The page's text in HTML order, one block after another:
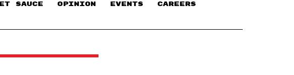
SAUCE​ OPINION EVENTS CAREERS